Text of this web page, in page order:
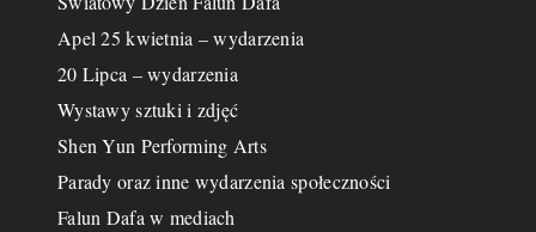
Apel 25 kwietnia – wydarzenia
20 Lipca – wydarzenia
Wystawy sztuki i zdjęć
Shen Yun Performing Arts
Parady oraz inne wydarzenia społeczności
Falun Dafa w mediach